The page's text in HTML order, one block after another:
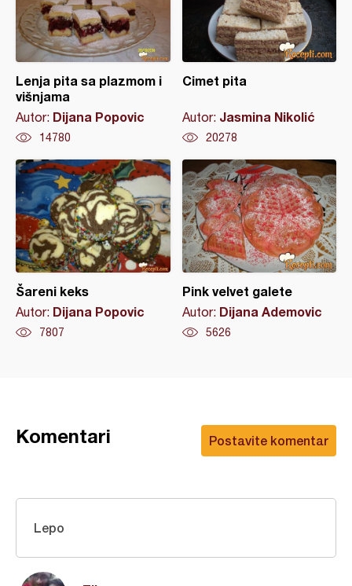
Lenja pita sa plazmom i
višnjama
Autor: Dijana Popovic
14780
Cimet pita
Autor: Jasmina Nikolić
20278
Šareni keks
Autor: Dijana Popovic
7807
Pink velvet galete
Autor: Dijana Ademovic
5626
Postavite komentar
Komentari
Lepo